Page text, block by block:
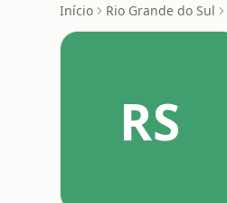
Início Rio Grande do Sul
RS